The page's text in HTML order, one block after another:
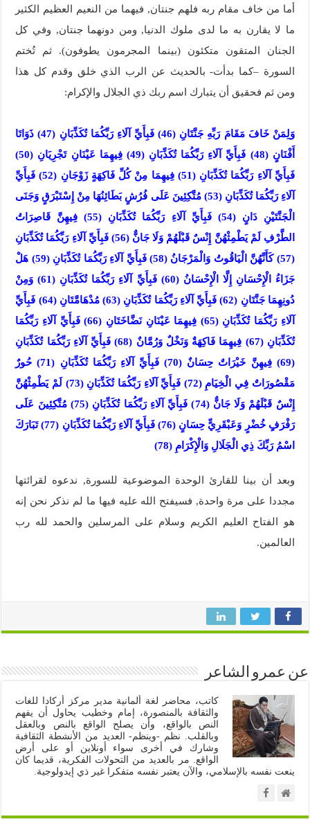
أما من خاف مقام ربه فلهم جنتان, فيهما من النعيم العظيم الكثير
ما لا يقارن به ما لدى ملوك الدنيا, ومن دونهما جنتان, وفي كل
الجنان المتقون متكئون (بينما المجرمون يطوفون). ثم تُختم
السورة –كما بدأت- بالحديث عن الرب الذي خلق وقدم كل هذا
ومن ثم فحقيق أن يتبارك اسم ربك ذي الجلال والإكرام:
وَلِمَنْ خَافَ مَقَامَ رَبِّهِ جَنَّتَانِ (46) فَبِأَيِّ آلَاءِ رَبِّكُمَا تُكَذِّبَانِ (47) ذَوَاتَا
أَفْنَانٍ (48) فَبِأَيِّ آلَاءِ رَبِّكُمَا تُكَذِّبَانِ (49) فِيهِمَا عَيْنَانِ تَجْرِيَانِ (50)
فَبِأَيِّ آلَاءِ رَبِّكُمَا تُكَذِّبَانِ (51) فِيهِمَا مِنْ كُلِّ فَاكِهَةٍ زَوْجَانِ (52) فَبِأَيِّ
آلَاءِ رَبِّكُمَا تُكَذِّبَانِ (53) مُتَّكِئِينَ عَلَى فُرُشٍ بَطَائِنُهَا مِنْ إِسْتَبْرَقٍ وَجَنَى
الْجَنَّتَيْنِ دَانٍ (54) فَبِأَيِّ آلَاءِ رَبِّكُمَا تُكَذِّبَانِ (55) فِيهِنَّ قَاصِرَاتُ
الطَّرْفِ لَمْ يَطْمِثْهُنَّ إِنْسٌ قَبْلَهُمْ وَلَا جَانٌّ (56) فَبِأَيِّ آلَاءِ رَبِّكُمَا تُكَذِّبَانِ
(57) كَأَنَّهُنَّ الْيَاقُوتُ وَالْمَرْجَانُ (58) فَبِأَيِّ آلَاءِ رَبِّكُمَا تُكَذِّبَانِ (59) هَلْ
جَزَاءُ الْإِحْسَانِ إِلَّا الْإِحْسَانُ (60) فَبِأَيِّ آلَاءِ رَبِّكُمَا تُكَذِّبَانِ (61) وَمِنْ
دُونِهِمَا جَنَّتَانِ (62) فَبِأَيِّ آلَاءِ رَبِّكُمَا تُكَذِّبَانِ (63) مُدْهَامَّتَانِ (64) فَبِأَيِّ
آلَاءِ رَبِّكُمَا تُكَذِّبَانِ (65) فِيهِمَا عَيْنَانِ نَضَّاخَتَانِ (66) فَبِأَيِّ آلَاءِ رَبِّكُمَا
تُكَذِّبَانِ (67) فِيهِمَا فَاكِهَةٌ وَنَخْلٌ وَرُمَّانٌ (68) فَبِأَيِّ آلَاءِ رَبِّكُمَا تُكَذِّبَانِ
(69) فِيهِنَّ خَيْرَاتٌ حِسَانٌ (70) فَبِأَيِّ آلَاءِ رَبِّكُمَا تُكَذِّبَانِ (71) حُورٌ
مَقْصُورَاتٌ فِي الْخِيَامِ (72) فَبِأَيِّ آلَاءِ رَبِّكُمَا تُكَذِّبَانِ (73) لَمْ يَطْمِثْهُنَّ
إِنْسٌ قَبْلَهُمْ وَلَا جَانٌّ (74) فَبِأَيِّ آلَاءِ رَبِّكُمَا تُكَذِّبَانِ (75) مُتَّكِئِينَ عَلَى
رَفْرَفٍ خُضْرٍ وَعَبْقَرِيٍّ حِسَانٍ (76) فَبِأَيِّ آلَاءِ رَبِّكُمَا تُكَذِّبَانِ (77) تَبَارَكَ
اسْمُ رَبِّكَ ذِي الْجَلَالِ وَالْإِكْرَامِ (78)
وبعد أن بينا للقارئ الوحدة الموضوعية للسورة, ندعوه لقرائتها
مجددا على مرة واحدة, فسيفتح الله عليه فيها ما لم نذكر نحن إنه
هو الفتاح العليم الكريم وسلام على المرسلين والحمد لله رب
العالمين.
عن عمرو الشاعر
كاتب، محاضر لغة ألمانية مدير مركز أركادا للغات
والثقافة بالمنصورة، إمام وخطيب يحاول أن يفهم
النص بالواقع، وأن يصلح الواقع بالنص وبالعقل
وبالقلب. نظم -وينظم- العديد من الأنشطة الثقافية
وشارك في أخرى سواء أونلاين أو على أرض
الواقع. مر بالعديد من التحولات الفكرية، قديما كان
ينعت نفسه بالإسلامي، والآن يعتبر نفسه متفكرا غير ذي إيدولوجية.